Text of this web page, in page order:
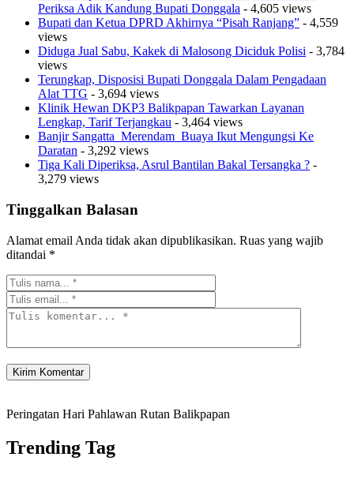
Periksa Adik Kandung Bupati Donggala - 4,605 views
Bupati dan Ketua DPRD Akhirnya “Pisah Ranjang” - 4,559
views
Diduga Jual Sabu, Kakek di Malosong Diciduk Polisi - 3,784
views
Terungkap, Disposisi Bupati Donggala Dalam Pengadaan
Alat TTG - 3,694 views
Klinik Hewan DKP3 Balikpapan Tawarkan Layanan
Lengkap, Tarif Terjangkau - 3,464 views
Banjir Sangatta Merendam Buaya Ikut Mengungsi Ke
Daratan - 3,292 views
Tiga Kali Diperiksa, Asrul Bantilan Bakal Tersangka ? -
3,279 views
Tinggalkan Balasan
Alamat email Anda tidak akan dipublikasikan. Ruas yang wajib
ditandai *
Peringatan Hari Pahlawan Rutan Balikpapan
Trending Tag